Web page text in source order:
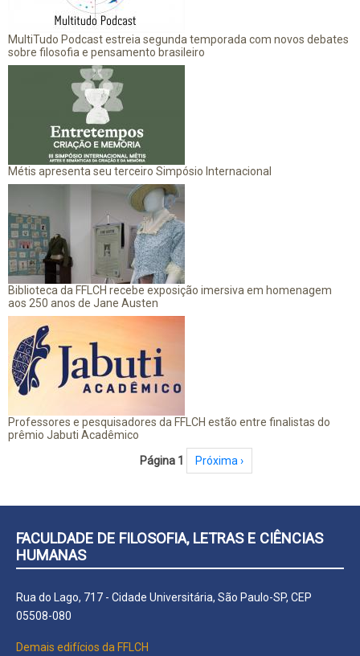
MultiTudo Podcast estreia segunda temporada com novos debates
sobre filosofia e pensamento brasileiro
Métis apresenta seu terceiro Simpósio Internacional
Biblioteca da FFLCH recebe exposição imersiva em homenagem
aos 250 anos de Jane Austen
Professores e pesquisadores da FFLCH estão entre finalistas do
prêmio Jabuti Acadêmico
Página 1 Próxima página
Próxima ›
FACULDADE DE FILOSOFIA, LETRAS E CIÊNCIAS
HUMANAS
Rua do Lago, 717 - Cidade Universitária, São Paulo-SP, CEP
05508-080
Demais edifícios da FFLCH